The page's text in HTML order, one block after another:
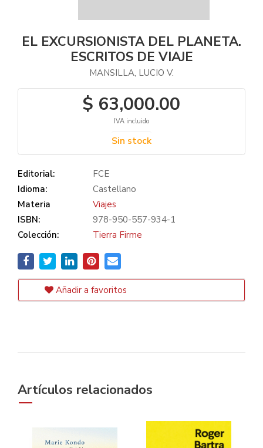
EL EXCURSIONISTA DEL PLANETA.
ESCRITOS DE VIAJE
MANSILLA, LUCIO V.
$ 63,000.00
IVA incluido
Sin stock
Editorial:
FCE
Idioma:
Castellano
Materia
Viajes
ISBN:
978-950-557-934-1
Colección:
Tierra Firme
Añadir a favoritos
Artículos relacionados